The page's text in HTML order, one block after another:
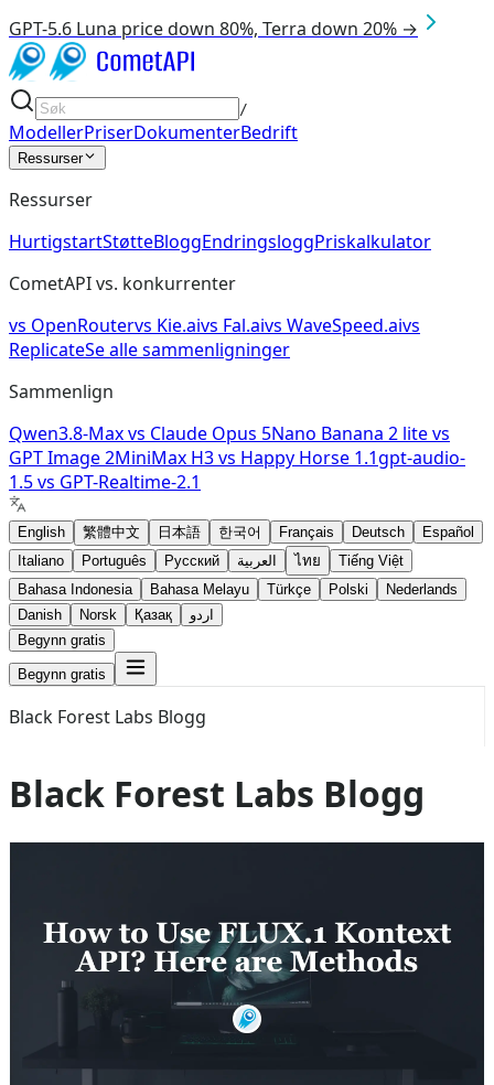
GPT-5.6 Luna price down 80%, Terra down 20% →
/
ModellerPriserDokumenterBedrift
Ressurser
Ressurser
HurtigstartStøtteBloggEndringsloggPriskalkulator
CometAPI vs. konkurrenter
vs OpenRoutervs Kie.aivs Fal.aivs WaveSpeed.aivs
ReplicateSe alle sammenligninger
Sammenlign
Qwen3.8-Maxvs Claude Opus 5Nano Banana 2 litevs
GPT Image 2MiniMax H3vs Happy Horse 1.1gpt-audio-
1.5vs GPT-Realtime-2.1
English 繁體中文 日本語 한국어 Français Deutsch
Español
Italiano
Português Русский العربية ไทย
Tiếng Việt
Bahasa Indonesia
Bahasa Melayu Türkçe Polski
Nederlands
Danish
Norsk Қазақ
اردو
Begynn gratis
Begynn gratis
Black Forest Labs Blogg
Black Forest Labs Blogg